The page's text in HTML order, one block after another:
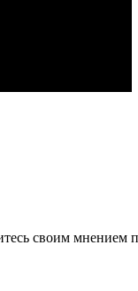
своим мнением